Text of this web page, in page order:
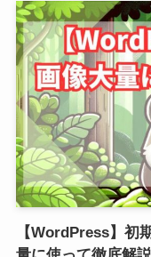
【WordPress】初